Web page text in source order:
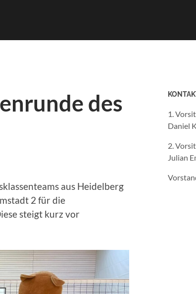
des
aus Heidelberg
2 für die
steigt kurz vor
1.
Daniel
2.
Julian